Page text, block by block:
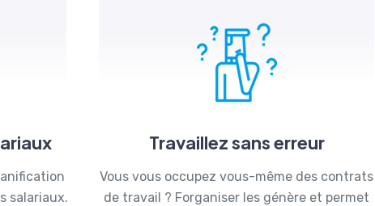
salariaux.
Travaillez sans erreur
Vous vous occupez vous-même des contrats
de travail ? Forganiser les génère et permet